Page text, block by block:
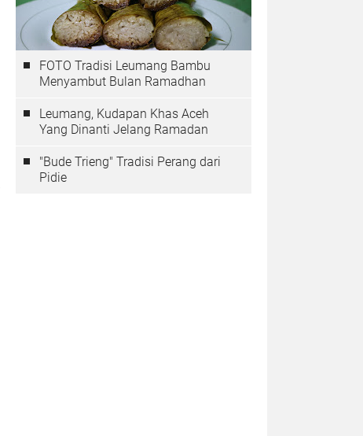
FOTO Tradisi Leumang Bambu
Menyambut Bulan Ramadhan
Leumang, Kudapan Khas Aceh
Yang Dinanti Jelang Ramadan
"Bude Trieng" Tradisi Perang dari
Pidie